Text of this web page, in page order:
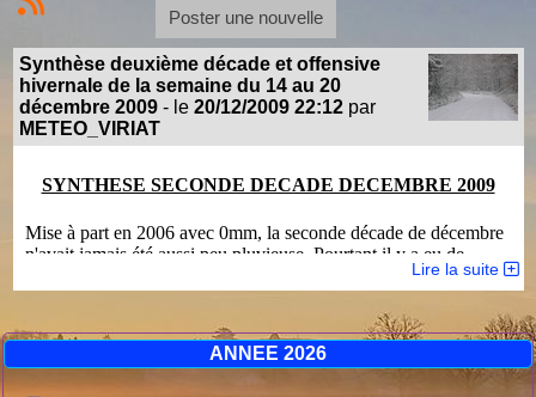
ANNEE 2026
Poster une nouvelle
Synthèse deuxième décade et offensive
hivernale de la semaine du 14 au 20
décembre 2009 - le 20/12/2009 22:12par
METEO_VIRIAT
SYNTHESE SECONDE DECADE DECEMBRE 2009
Mise à part en 2006 avec 0mm, la seconde décade de décembre
n'avait jamais été aussi peu pluvieuse. Pourtant il y a eu de
l'humidité mais celle-ci c'est manifestée sous forme de neige du
18 au 20 avec un total de 12cm au sol. Analyse décadaire de la
http://meteo.viriat.free.fr/articles.php?
lng=fr&pg=89
Côté température cette décade est la seconde plus froide depuis
Lire la suite